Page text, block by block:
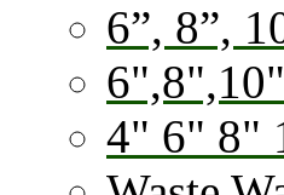
6”, 8”,
4" 6" 8"